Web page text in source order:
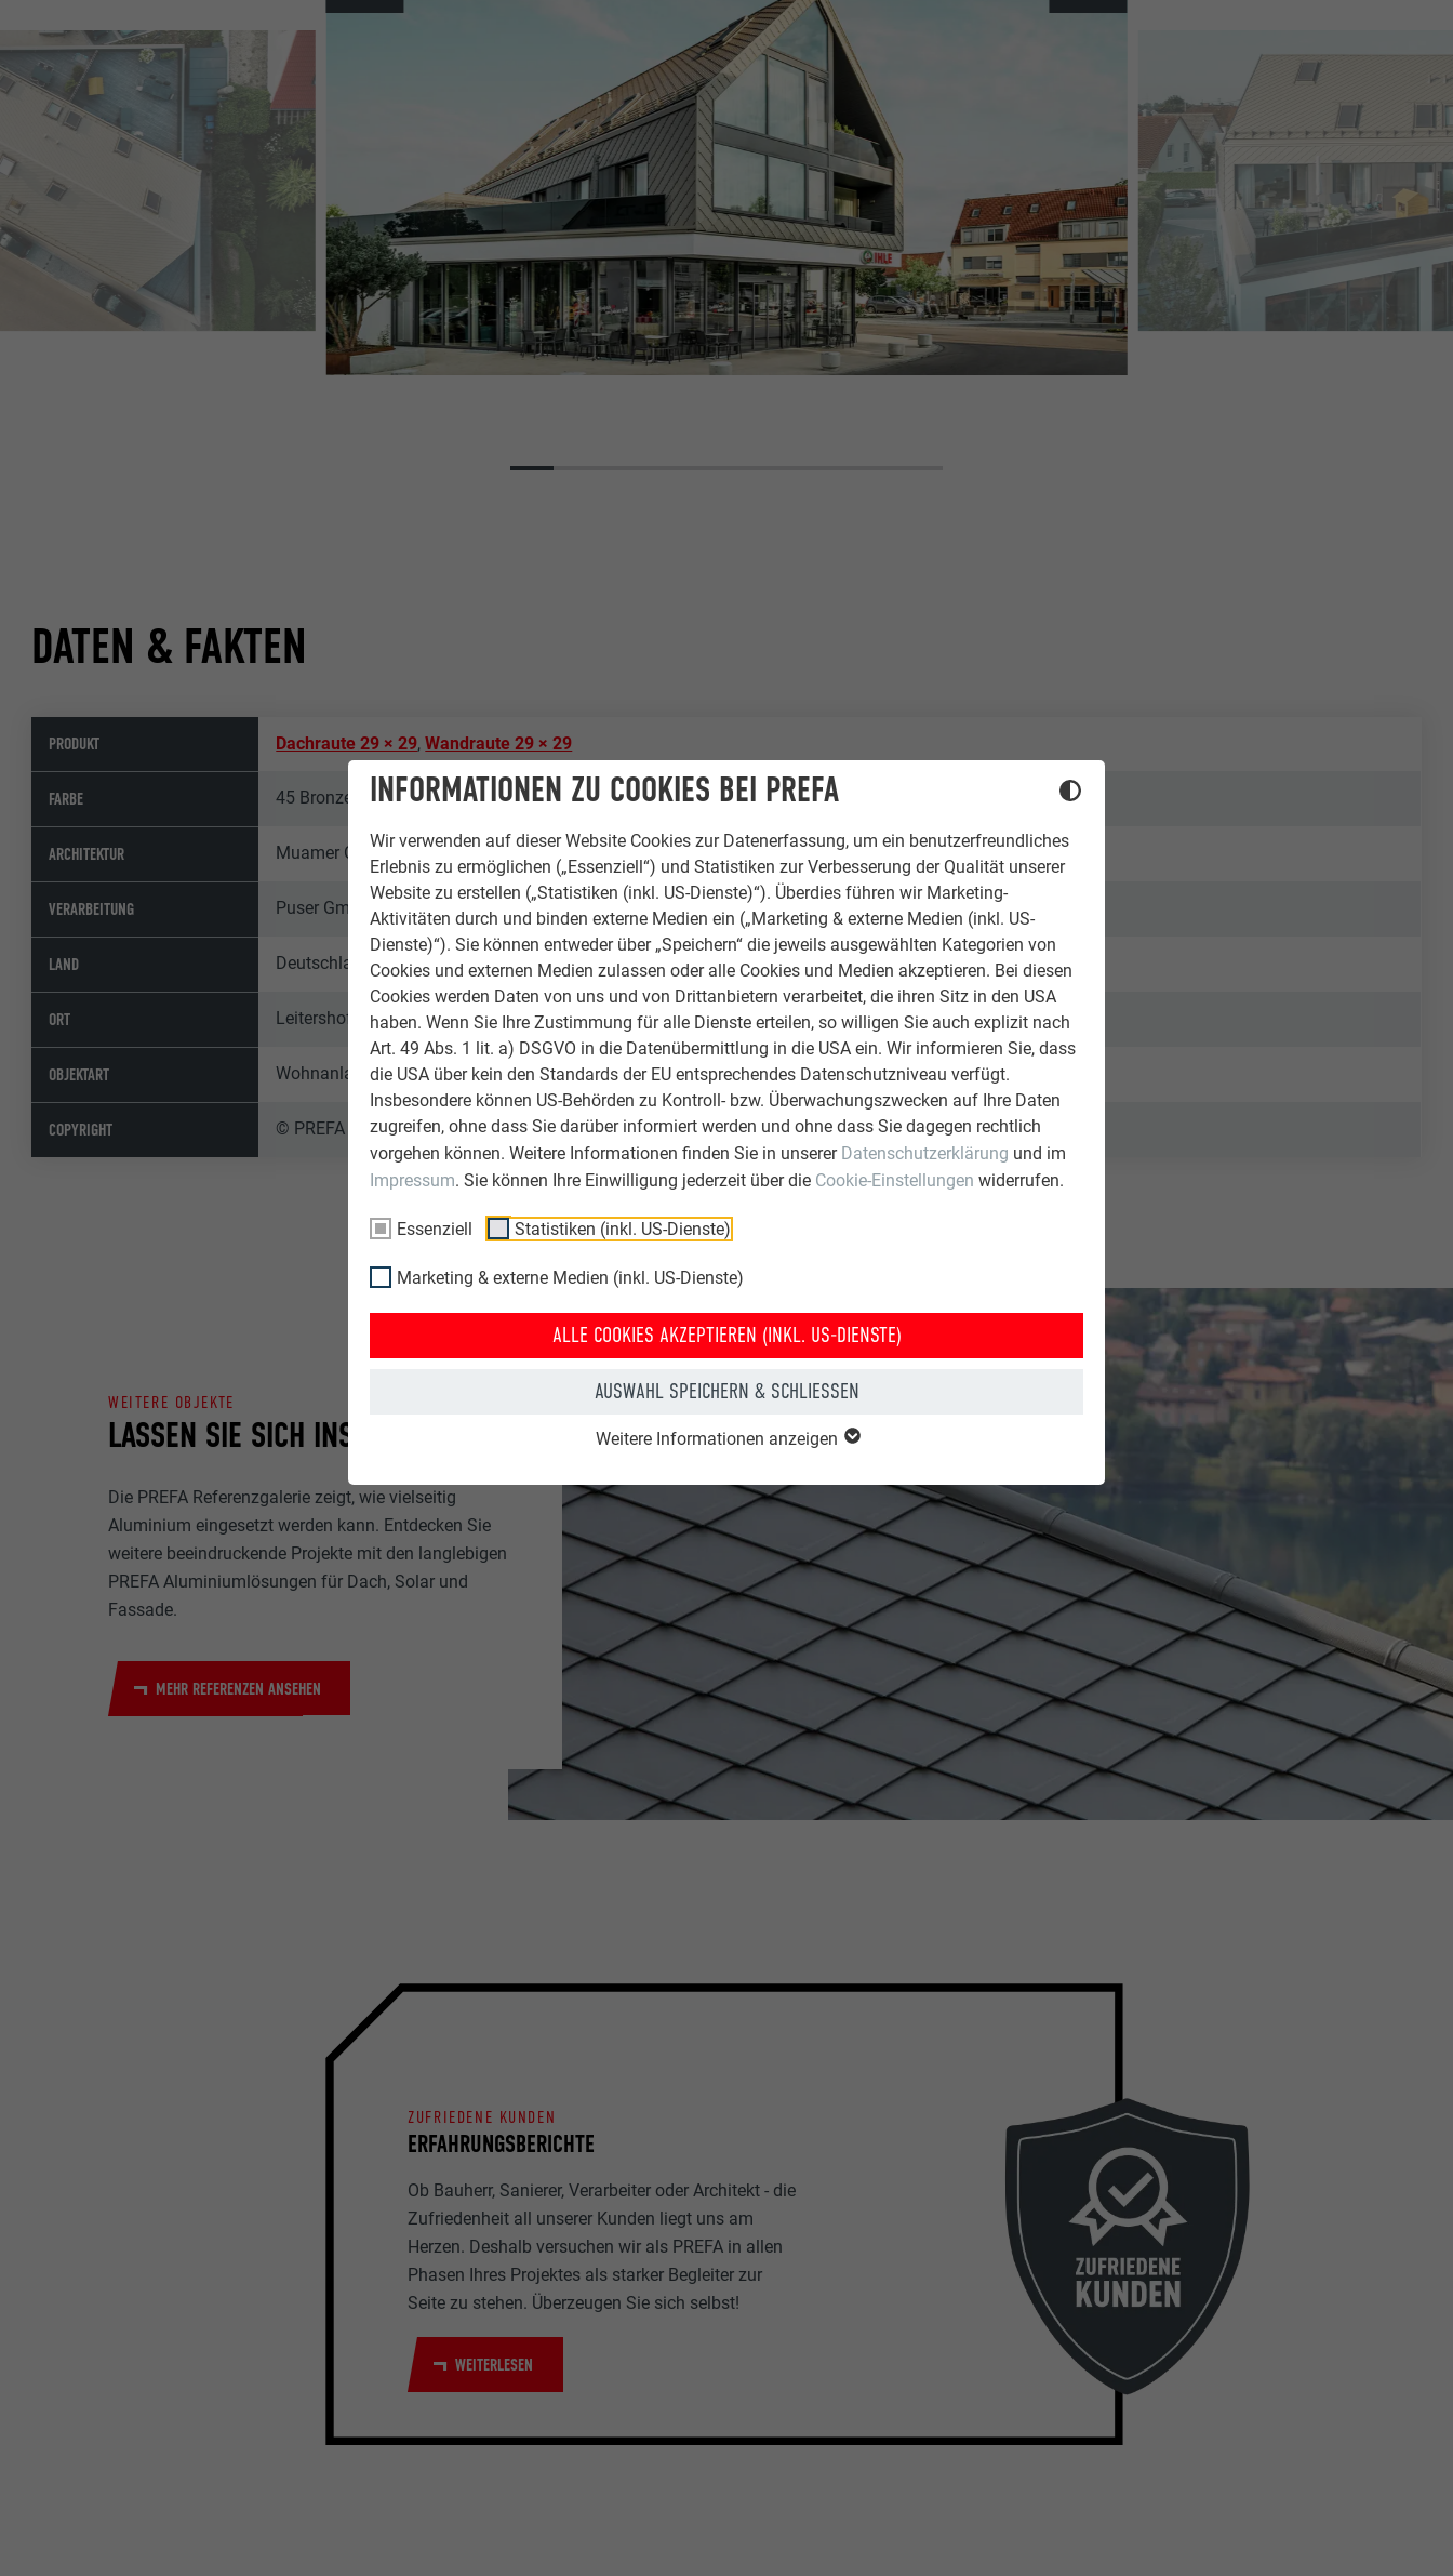
INFORMATIONEN ZU COOKIES BEI PREFA
Wir verwenden auf dieser Website Cookies zur Datenerfassung, um ein benutzerfreundliches
Erlebnis zu ermöglichen („Essenziell“) und Statistiken zur Verbesserung der Qualität unserer
Website zu erstellen („Statistiken (inkl. US-Dienste)“). Überdies führen wir Marketing-
Aktivitäten durch und binden externe Medien ein („Marketing & externe Medien (inkl. US-
Dienste)“). Sie können entweder über „Speichern“ die jeweils ausgewählten Kategorien von
Cookies und externen Medien zulassen oder alle Cookies und Medien akzeptieren. Bei diesen
Cookies werden Daten von uns und von Drittanbietern verarbeitet, die ihren Sitz in den USA
haben. Wenn Sie Ihre Zustimmung für alle Dienste erteilen, so willigen Sie auch explizit nach
Art. 49 Abs. 1 lit. a) DSGVO in die Datenübermittlung in die USA ein. Wir informieren Sie, dass
die USA über kein den Standards der EU entsprechendes Datenschutzniveau verfügt.
Insbesondere können US-Behörden zu Kontroll- bzw. Überwachungszwecken auf Ihre Daten
zugreifen, ohne dass Sie darüber informiert werden und ohne dass Sie dagegen rechtlich
vorgehen können. Weitere Informationen finden Sie in unserer Datenschutzerklärung und im
Impressum. Sie können Ihre Einwilligung jederzeit über die Cookie-Einstellungen widerrufen.
Essenziell Statistiken (inkl. US-Dienste)
Marketing & externe Medien (inkl. US-Dienste)
ALLE COOKIES AKZEPTIEREN (INKL. US-DIENSTE)
AUSWAHL SPEICHERN & SCHLIESSEN
Weitere Informationen anzeigen
DATEN & FAKTEN
PRODUKT Dachraute 29 × 29,Wandraute 29 × 29
FARBE 45 Bronze
ARCHITEKTUR Muamer Omerovic Architekten
VERARBEITUNG Puser GmbH
LAND Deutschland
ORT Leitershofen
OBJEKTART Wohnanlagen & Mehrfamilienhäuser, Firmengebäude, Hotels & Gastronomie
COPYRIGHT ©️ PREFA | Croce & Wir
LASSEN SIE SICH INSPIRIEREN
WEITERE OBJEKTE
Die PREFA Referenzgalerie zeigt, wie vielseitig
Aluminium eingesetzt werden kann. Entdecken Sie
weitere beeindruckende Projekte mit den langlebigen
PREFA Aluminiumlösungen für Dach, Solar und
Fassade.
MEHR REFERENZEN ANSEHEN
ERFAHRUNGSBERICHTE
ZUFRIEDENE KUNDEN
Ob Bauherr, Sanierer, Verarbeiter oder Architekt - die
Zufriedenheit all unserer Kunden liegt uns am
Herzen. Deshalb versuchen wir als PREFA in allen
Phasen Ihres Projektes als starker Begleiter zur
Seite zu stehen. Überzeugen Sie sich selbst!
WEITERLESEN